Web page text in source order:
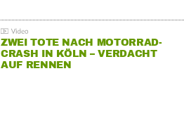
ZWEI TOTE NACH MOTORRAD-
CRASH IN KÖLN – VERDACHT
AUF RENNEN